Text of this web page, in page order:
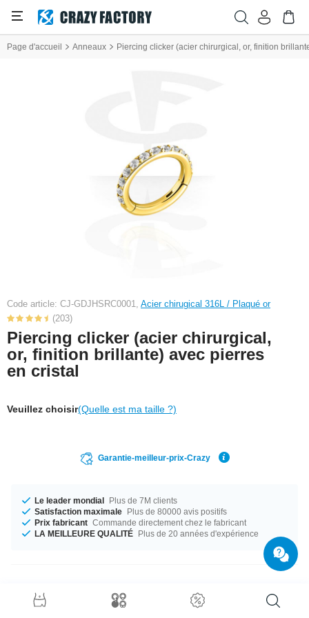
Page d'accueil Anneaux Piercing clicker (acier chirurgical, or, finition
Code article: CJ-GDJHSRC0001, Acier chirugical 316L / Plaqué or
(203)
Piercing clicker (acier chirurgical,
or, finition brillante) avec pierres
en cristal
Veuillez choisir(Quelle est ma taille ?)
Garantie-meilleur-prix-Crazy
Le leader mondial Plus de 7M clients
Satisfaction maximale Plus de 80000 avis positifs
Prix fabricant Commande directement chez le fabricant
LA MEILLEURE QUALITÉ Plus de 20 années d'expérience
Détails produit